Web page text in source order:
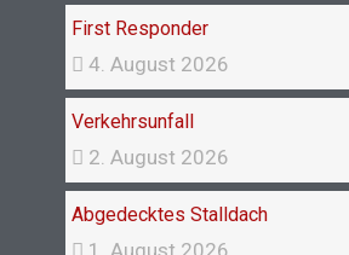
First Responder
4. August 2026
Verkehrsunfall
2. August 2026
Abgedecktes Stalldach
1. August 2026